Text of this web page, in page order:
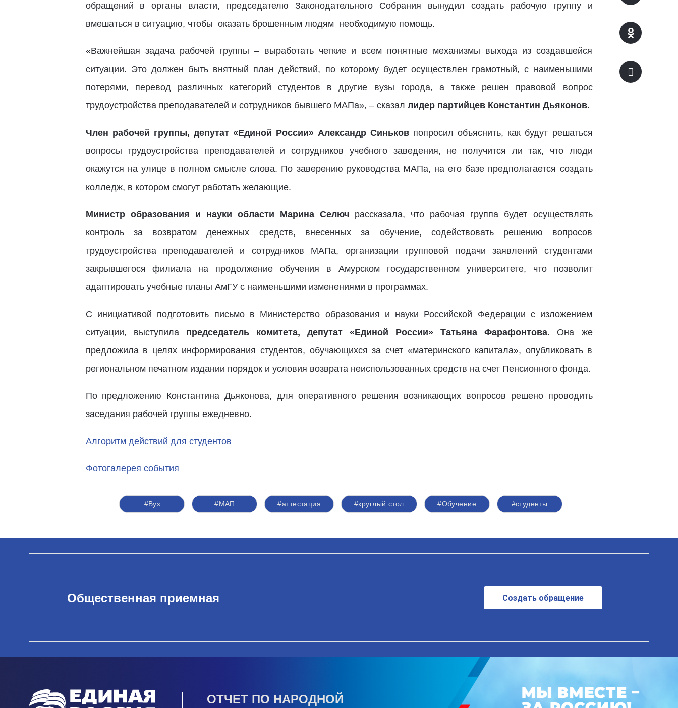
обращений в органы власти, председателю Законодательного Собрания вынудил создать рабочую группу и
вмешаться в ситуацию, чтобы оказать брошенным людям необходимую помощь.
«Важнейшая задача рабочей группы – выработать четкие и всем понятные механизмы выхода из создавшейся
ситуации. Это должен быть внятный план действий, по которому будет осуществлен грамотный, с наименьшими
потерями, перевод различных категорий студентов в другие вузы города, а также решен правовой вопрос
трудоустройства преподавателей и сотрудников бывшего МАПа», – сказал лидер партийцев Константин Дьяконов.
Член рабочей группы, депутат «Единой России» Александр Синьков попросил объяснить, как будут решаться
вопросы трудоустройства преподавателей и сотрудников учебного заведения, не получится ли так, что люди
окажутся на улице в полном смысле слова. По заверению руководства МАПа, на его базе предполагается создать
колледж, в котором смогут работать желающие.
Министр образования и науки области Марина Селюч рассказала, что рабочая группа будет осуществлять
контроль за возвратом денежных средств, внесенных за обучение, содействовать решению вопросов
трудоустройства преподавателей и сотрудников МАПа, организации групповой подачи заявлений студентами
закрывшегося филиала на продолжение обучения в Амурском государственном университете, что позволит
адаптировать учебные планы АмГУ с наименьшими изменениями в программах.
С инициативой подготовить письмо в Министерство образования и науки Российской Федерации с изложением
ситуации, выступила председатель комитета, депутат «Единой России» Татьяна Фарафонтова. Она же
предложила в целях информирования студентов, обучающихся за счет «материнского капитала», опубликовать в
региональном печатном издании порядок и условия возврата неиспользованных средств на счет Пенсионного фонда.
По предложению Константина Дьяконова, для оперативного решения возникающих вопросов решено проводить
заседания рабочей группы ежедневно.
Алгоритм действий для студентов
Фотогалерея события
#Вуз #МАП #аттестация #круглый стол #Обучение #студенты
Общественная приемная Создать обращение
ОТЧЕТ ПО НАРОДНОЙ